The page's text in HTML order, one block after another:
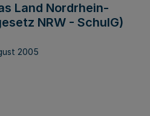
Land Nordrhein-
NRW - SchulG)
2005